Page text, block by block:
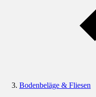
Bodenbeläge & Fliesen